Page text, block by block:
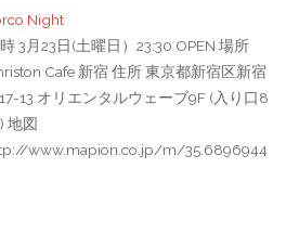
Night
3月23日(土曜日）23:30 OPEN 場所
Cafe 新宿 住所 東京都新宿区新宿
13 オリエンタルウェーブ9F (入り口8
地図
www.mapion.co.jp/m/35.6896944